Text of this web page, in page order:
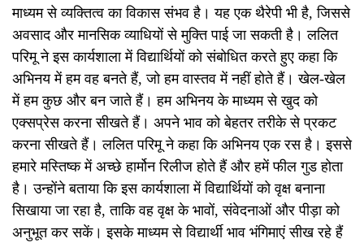
माध्यम से व्यक्तित्व का विकास संभव है। यह एक थैरेपी भी है, जिससे
अवसाद और मानसिक व्याधियों से मुक्ति पाई जा सकती है। ललित
परिमू ने इस कार्यशाला में विद्यार्थियों को संबोधित करते हुए कहा कि
अभिनय में हम वह बनते हैं, जो हम वास्तव में नहीं होते हैं। खेल-खेल
में हम कुछ और बन जाते हैं। हम अभिनय के माध्यम से खुद को
एक्सप्रेस करना सीखते हैं। अपने भाव को बेहतर तरीके से प्रकट
करना सीखते हैं। ललित परिमू ने कहा कि अभिनय एक रस है। इससे
हमारे मस्तिष्क में अच्छे हार्मोन रिलीज होते हैं और हमें फील गुड होता
है। उन्होंने बताया कि इस कार्यशाला में विद्यार्थियों को वृक्ष बनाना
सिखाया जा रहा है, ताकि वह वृक्ष के भावों, संवेदनाओं और पीड़ा को
अनुभूत कर सकें। इसके माध्यम से विद्यार्थी भाव भंगिमाएं सीख रहे हैं